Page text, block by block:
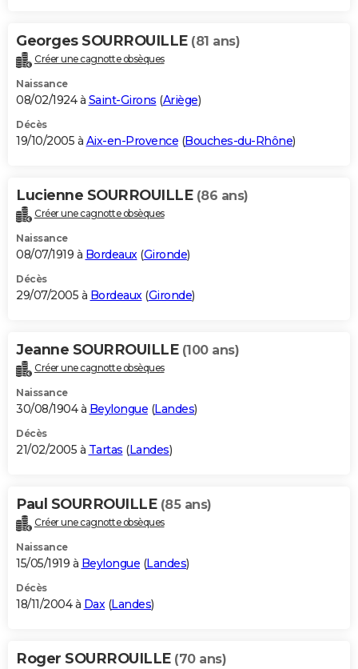
Georges SOURROUILLE (81 ans)
Créer une cagnotte obsèques
Naissance
08/02/1924 à Saint-Girons (Ariège)
Décès
19/10/2005 à Aix-en-Provence (Bouches-du-Rhône)
Lucienne SOURROUILLE (86 ans)
Créer une cagnotte obsèques
Naissance
08/07/1919 à Bordeaux(Gironde)
Décès
29/07/2005 à Bordeaux(Gironde)
Jeanne SOURROUILLE (100 ans)
Créer une cagnotte obsèques
Naissance
30/08/1904 à Beylongue (Landes)
Décès
21/02/2005 à Tartas (Landes)
Paul SOURROUILLE (85 ans)
Créer une cagnotte obsèques
Naissance
15/05/1919 à Beylongue (Landes)
Décès
18/11/2004 à Dax(Landes)
Roger SOURROUILLE (70 ans)